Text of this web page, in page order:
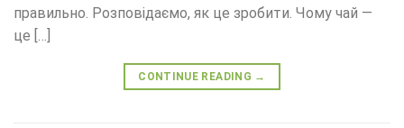
правильно. Розповідаємо, як це зробити. Чому чай —
це […]
CONTINUE READING →